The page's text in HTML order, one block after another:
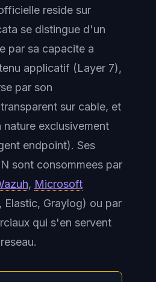
reside sur
se distingue d'un
par sa capacite a
applicatif (Layer 7),
par son
sur cable, et
nature exclusivement
endpoint). Ses
sont consommees par
, Microsoft
Elastic, Graylog) ou par
qui s'en servent